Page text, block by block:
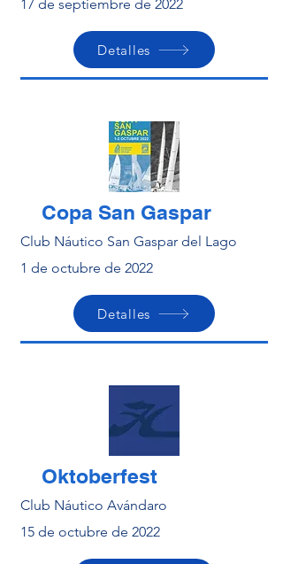
17 de septiembre de 2022
Detalles
Copa San Gaspar
Club Náutico San Gaspar del Lago
1 de octubre de 2022
Detalles
Oktoberfest
Club Náutico Avándaro
15 de octubre de 2022